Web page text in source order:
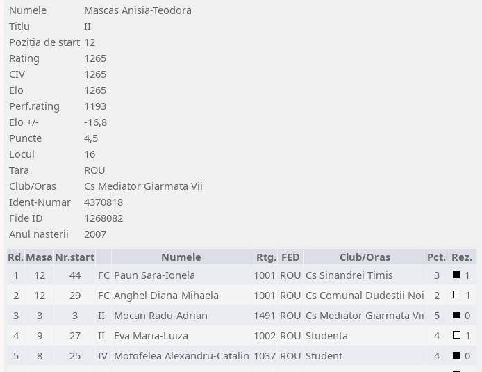
Numele
Mascas Anisia-Teodora
Titlu
II
Pozitia de start 12
Rating
1265
CIV
1265
Elo
1265
Perf.rating
1193
Elo +/-
-16,8
Puncte
4,5
Locul
16
Tara
ROU
Club/Oras
Cs Mediator Giarmata Vii
Ident-Numar
4370818
Fide ID
1268082
Anul nasterii
2007
Rd. Masa Nr.start Numele Rtg. FED Club/Oras Pct. Rez.
1
12 44 FC Paun Sara-Ionela 1001 ROU Cs Sinandrei Timis 3
1
2
12 29 FC Anghel Diana-Mihaela 1001 ROU Cs Comunal Dudestii Noi 2
1
3
3 3 II Mocan Radu-Adrian 1491 ROU Cs Mediator Giarmata Vii 5
0
4
9 27 II Eva Maria-Luiza 1002 ROU Studenta 4
1
5
8 25 IV Motofelea Alexandru-Catalin 1037 ROU Student 4
0